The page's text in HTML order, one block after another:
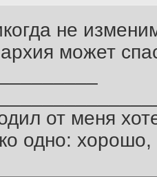
не
может
от меня
одно: